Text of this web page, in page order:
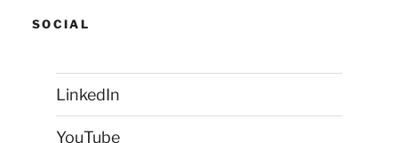
SOCIAL
LinkedIn
YouTube